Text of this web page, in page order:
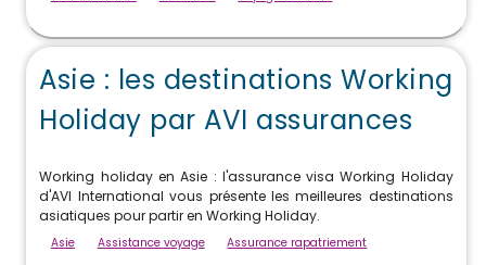
Asie : les destinations Working
Holiday par AVI assurances
Working holiday en Asie : l'assurance visa Working Holiday
d'AVI International vous présente les meilleures destinations
asiatiques pour partir en Working Holiday.
Asie Assistance voyage
Assurance rapatriement